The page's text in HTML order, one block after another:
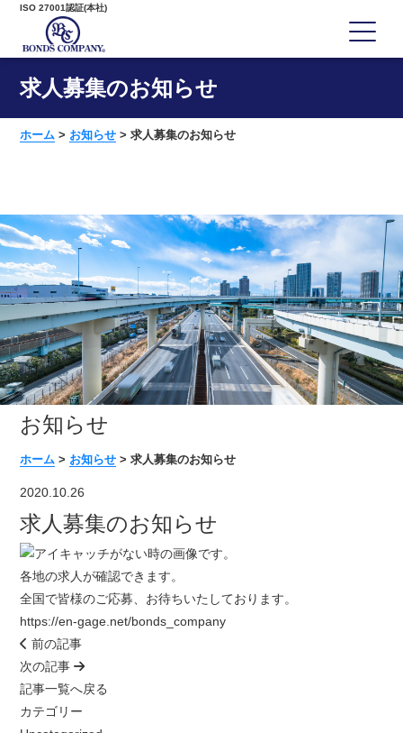
ISO 27001認証(本社)
求人募集のお知らせ
ホーム > お知らせ >求人募集のお知らせ
お知らせ
ホーム > お知らせ >求人募集のお知らせ
2020.10.26
求人募集のお知らせ
各地の求人が確認できます。
全国で皆様のご応募、お待ちいたしております。
https://en-gage.net/bonds_company
前の記事
次の記事
記事一覧へ戻る
カテゴリー